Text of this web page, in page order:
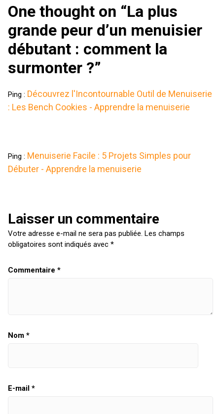
One thought on “La plus
grande peur d’un menuisier
débutant : comment la
surmonter ?”
Ping : Découvrez l'Incontournable Outil de Menuiserie
: Les Bench Cookies - Apprendre la menuiserie
Ping : Menuiserie Facile : 5 Projets Simples pour
Débuter - Apprendre la menuiserie
Laisser un commentaire
Votre adresse e-mail ne sera pas publiée. Les champs
obligatoires sont indiqués avec *
Commentaire *
Nom *
E-mail *